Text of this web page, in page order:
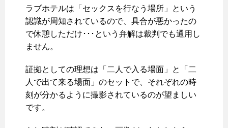
ラブホテルは「セックスを行なう場所」という
認識が周知されているので、具合が悪かったの
で休憩しただけ･･･という弁解は裁判でも通用し
ません。
証拠としての理想は「二人で入る場面」と「二
人で出て来る場面」のセットで、それぞれの時
刻が分かるように撮影されているのが望ましい
です。